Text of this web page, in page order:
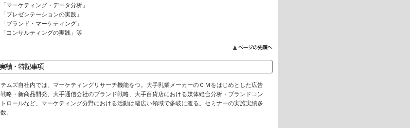
「マーケティング・データ分析」
「プレゼンテーションの実践」
「ブランド・マーケティング」
「コンサルティングの実践」等
テムズ自社内では、マーケティングリサーチ機能をつ。大手乳業メーカーのＣＭをはじめとした広告
戦略・新商品開発、大手通信会社のブランド戦略、大手百貨店における媒体総合分析・ブランドコン
トロールなど、マーケティング分野における活動は幅広い領域で多岐に渡る。セミナーの実施実績多
数。